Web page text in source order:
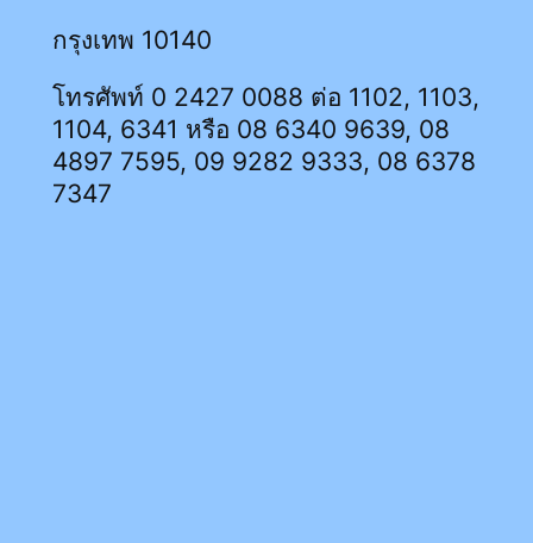
กรุงเทพ 10140
โทรศัพท์ 0 2427 0088 ต่อ 1102, 1103,
1104, 6341 หรือ 08 6340 9639, 08
4897 7595, 09 9282 9333, 08 6378
7347